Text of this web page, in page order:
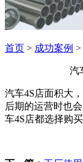
首页 > 成功案例 >
汽
汽车4S店面积大
后期的运营时也
车4S店都选择购